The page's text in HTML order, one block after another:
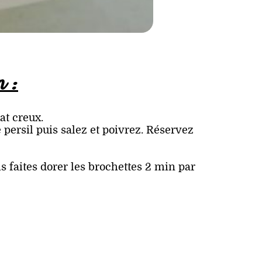
:
creux.
puis salez et poivrez. Réservez
faites dorer les brochettes 2 min par